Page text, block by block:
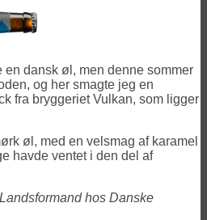
dansk øl, men denne sommer
og her smagte jeg en
fra bryggeriet Vulkan, som ligger
øl, med en velsmag af karamel
havde ventet i den del af
hos Danske